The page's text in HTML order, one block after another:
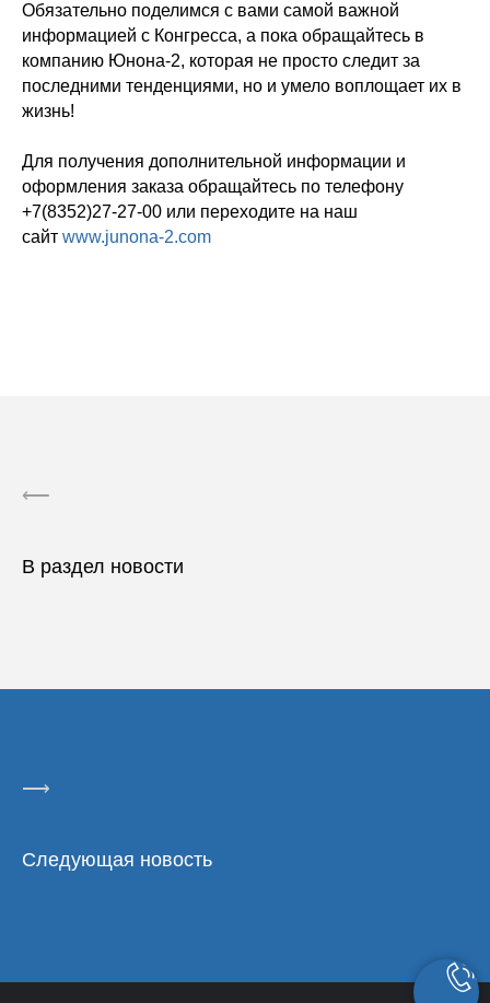
Обязательно поделимся с вами самой важной
информацией с Конгресса, а пока обращайтесь в
компанию Юнона-2, которая не просто следит за
последними тенденциями, но и умело воплощает их в
жизнь!
Для получения дополнительной информации и
оформления заказа обращайтесь по телефону
+7(8352)27-27-00 или переходите на наш
сайт www.junona-2.com
⟵
В раздел новости
⟶
Следующая новость